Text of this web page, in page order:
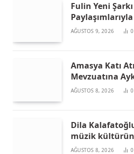
Fulin Yeni
AĞUSTOS 9, 2026 0
Amasya Katı
Mevzuatına
AĞUSTOS 8, 2026 0
Dila Kalafatoğlu
müzik
AĞUSTOS 8, 2026 0